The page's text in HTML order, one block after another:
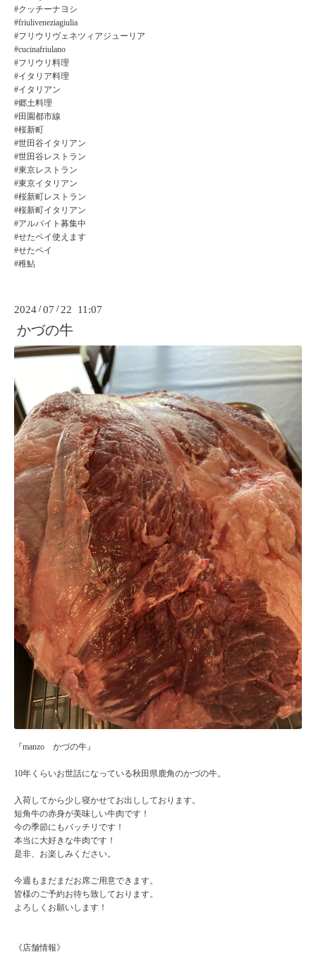
#クッチーナヨシ
#friuliveneziagiulia
#フリウリヴェネツィアジューリア
#cucinafriulano
#フリウリ料理
#イタリア料理
#イタリアン
#郷土料理
#田園都市線
#桜新町
#世田谷イタリアン
#世田谷レストラン
#東京レストラン
#東京イタリアン
#桜新町レストラン
#桜新町イタリアン
#アルバイト募集中
#せたペイ使えます
#せたペイ
#稚鮎
2024 /07 / 22 11:07
かづの牛
『manzo かづの牛』
10年くらいお世話になっている秋田県鹿角のかづの牛。
入荷してから少し寝かせてお出ししております。
短角牛の赤身が美味しい牛肉です！
今の季節にもバッチリです！
本当に大好きな牛肉です！
是非、お楽しみください。
今週もまだまだお席ご用意できます。
皆様のご予約お待ち致しております。
よろしくお願いします！
《店舗情報》